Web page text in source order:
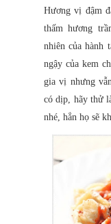
Hương vị đậm
thấm hương
nhiên của hành
ngậy của kem
gia vị nhưng
có dịp, hãy thử
nhé, hẳn họ sẽ